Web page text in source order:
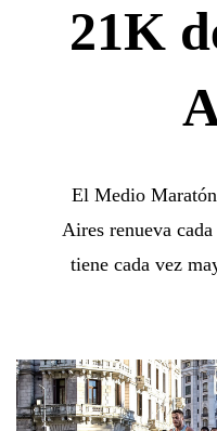
21K
El Medio
Aires renueva
tiene cada vez